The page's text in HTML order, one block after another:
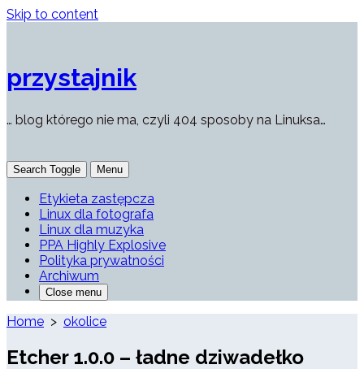
Skip to content
przystajnik
… blog którego nie ma, czyli 404 sposoby na Linuksa…
Search Toggle Menu
Etykieta zastępcza
Linux dla fotografa
Linux dla muzyka
PPA Highly Explosive
Polityka prywatności
Archiwum
Close menu
Home > okolice
Etcher 1.0.0 – ładne dziwadełko